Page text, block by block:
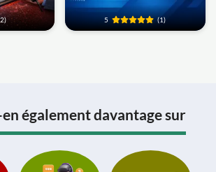
5 (1)
également davantage sur